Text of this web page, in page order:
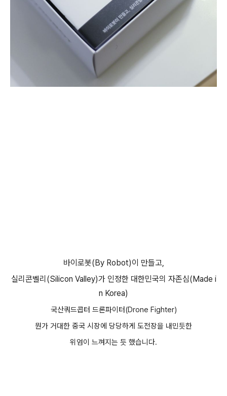
바이로봇(By Robot)이 만들고,
실리콘벨리(Silicon Valley)가 인정한 대한민국의 자존심(Made i
n Korea)
국산쿼드콥터 드론파이터(Drone Fighter)
뭔가 거대한 중국 시장에 당당하게 도전장을 내민듯한
위엄이 느껴지는 듯 했습니다.